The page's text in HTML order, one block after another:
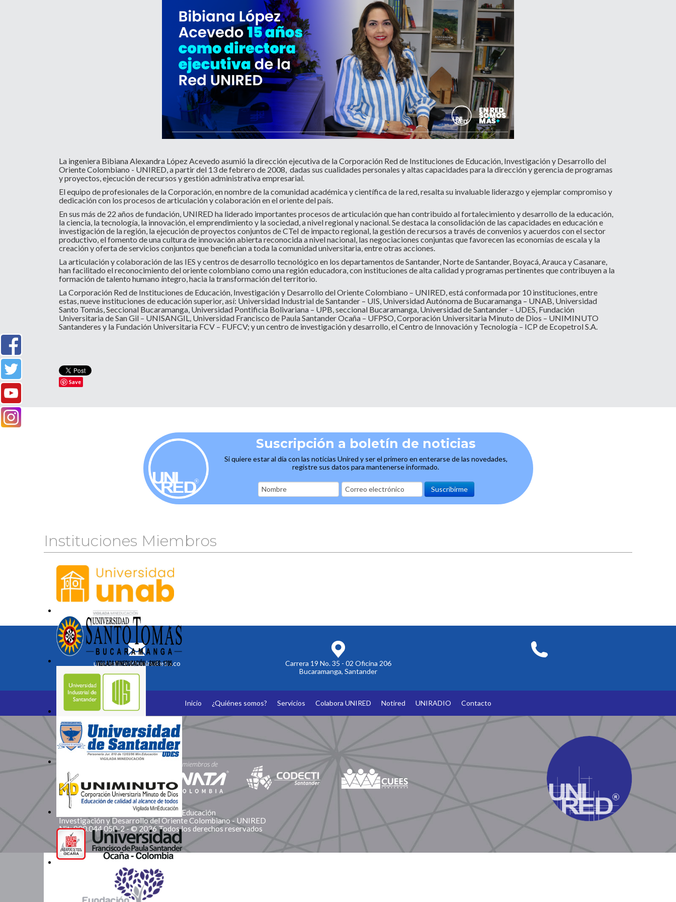
Divulgación
Agenda U
UNIRED online
UNIRED v-Library
La ingeniera Bibiana Alexandra López Acevedo asumió la dirección ejecutiva de la Corporación Red de Instituciones de Educación, Investigación y Desarrollo del
Oriente Colombiano - UNIRED, a partir del 13 de febrero de 2008, dadas sus cualidades personales y altas capacidades para la dirección y gerencia de programas
y proyectos, ejecución de recursos y gestión administrativa empresarial.
El equipo de profesionales de la Corporación, en nombre de la comunidad académica y científica de la red, resalta su invaluable liderazgo y ejemplar compromiso y
dedicación con los procesos de articulación y colaboración en el oriente del país.
En sus más de 22 años de fundación, UNIRED ha liderado importantes procesos de articulación que han contribuido al fortalecimiento y desarrollo de la educación,
la ciencia, la tecnología, la innovación, el emprendimiento y la sociedad, a nivel regional y nacional. Se destaca la consolidación de las capacidades en educación e
investigación de la región, la ejecución de proyectos conjuntos de CTeI de impacto regional, la gestión de recursos a través de convenios y acuerdos con el sector
productivo, el fomento de una cultura de innovación abierta reconocida a nivel nacional, las negociaciones conjuntas que favorecen las economías de escala y la
creación y oferta de servicios conjuntos que benefician a toda la comunidad universitaria, entre otras acciones.
La articulación y colaboración de las IES y centros de desarrollo tecnológico en los departamentos de Santander, Norte de Santander, Boyacá, Arauca y Casanare,
han facilitado el reconocimiento del oriente colombiano como una región educadora, con instituciones de alta calidad y programas pertinentes que contribuyen a la
formación de talento humano íntegro, hacia la transformación del territorio.
La Corporación Red de Instituciones de Educación, Investigación y Desarrollo del Oriente Colombiano – UNIRED, está conformada por 10 instituciones, entre
estas, nueve instituciones de educación superior, así: Universidad Industrial de Santander – UIS, Universidad Autónoma de Bucaramanga – UNAB, Universidad
Santo Tomás, Seccional Bucaramanga, Universidad Pontificia Bolivariana – UPB, seccional Bucaramanga, Universidad de Santander – UDES, Fundación
Universitaria de San Gil – UNISANGIL, Universidad Francisco de Paula Santander Ocaña – UFPSO, Corporación Universitaria Minuto de Dios – UNIMINUTO
Santanderes y la Fundación Universitaria FCV – FUFCV; y un centro de investigación y desarrollo, el Centro de Innovación y Tecnología – ICP de Ecopetrol S.A.
Save
Suscripción a boletín de noticias
Si quiere estar al día con las noticias Unired y ser el primero en enterarse de las novedades,
registre sus datos para mantenerse informado.
Instituciones Miembros
unetealared@unired.edu.co
Carrera 19 No. 35 - 02 Oficina 206
Bucaramanga, Santander
Inicio ¿Quiénes somos? Servicios Colabora UNIRED Notired UNIRADIO Contacto
Somos Miembros
Corporación Red de Instituciones de Educación
Investigación y Desarrollo del Oriente Colombiano - UNIRED
Nit: 900.044.050-2 - © 2026 Todos los derechos reservados